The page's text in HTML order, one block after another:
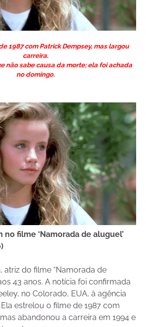
1987 com Patrick Dempsey, mas largou
carreira.
não sabe causa da morte; ela foi achada
no domingo.
no filme ‘Namorada de aluguel’
atriz do filme “Namorada de
43 anos. A notícia foi confirmada
no Colorado, EUA, à agência
estrelou o filme de 1987 com
abandonou a carreira em 1994 e